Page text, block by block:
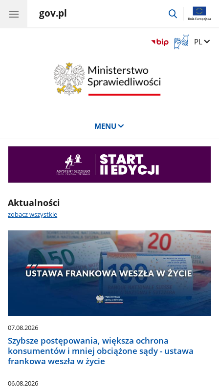
gov.pl
przejdź
Otwórz
okno
Zmień
PL
MENU
Aktualności
zobacz wszystkie
07.08.2026
Szybsze postępowania, większa ochrona
konsumentów i mniej obciążone sądy - ustawa
frankowa weszła w życie
06.08.2026